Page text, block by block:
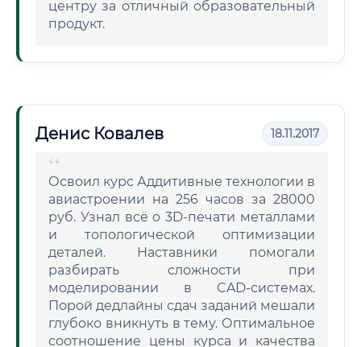
центру за отличный образовательный
продукт.
Денис Ковалев 18.11.2017
Освоил курс Аддитивные технологии в
авиастроении на 256 часов за 28000
руб. Узнал всё о 3D-печати металлами
и топологической оптимизации
деталей. Наставники помогали
разбирать сложности при
моделировании в CAD-системах.
Порой дедлайны сдач заданий мешали
глубоко вникнуть в тему. Оптимальное
соотношение цены курса и качества